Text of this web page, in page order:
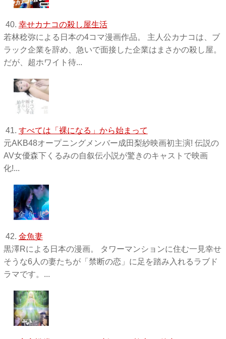
40. 幸せカナコの殺し屋生活
若林稔弥による日本の4コマ漫画作品。 主人公カナコは、ブ
ラック企業を辞め、急いで面接した企業はまさかの殺し屋。
だが、超ホワイト待...
41. すべては「裸になる」から始まって
元AKB48オープニングメンバー成田梨紗映画初主演! 伝説の
AV女優森下くるみの自叙伝小説が驚きのキャストで映画
化!...
42. 金魚妻
黒澤Rによる日本の漫画。 タワーマンションに住む一見幸せ
そうな6人の妻たちが「禁断の恋」に足を踏み入れるラブド
ラマです。...